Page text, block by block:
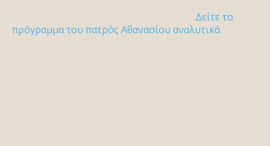
Δείτε το
πρόγραμμα του πατρός Αθανασίου αναλυτικά